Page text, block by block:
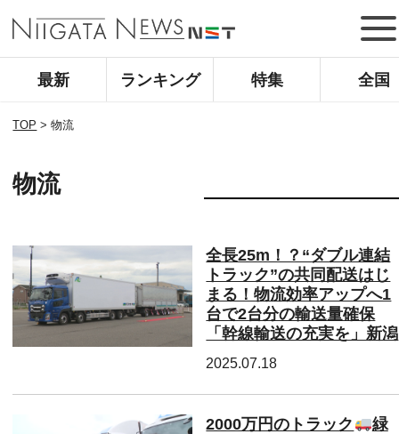
最新 ランキング 特集 全国
TOP >物流
物流
全長25m！？“ダブル連結
トラック”の共同配送はじ
まる！物流効率アップへ1
台で2台分の輸送量確保
「幹線輸送の充実を」新潟
2025.07.18
2000万円のトラック
緑